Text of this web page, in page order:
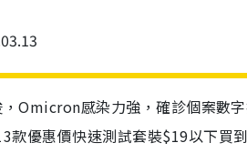
Omicron感染力強，確診個案數
款優惠價快速測試套裝$19以下買